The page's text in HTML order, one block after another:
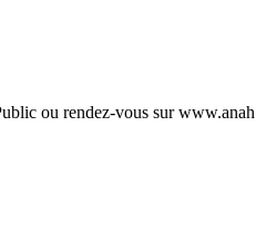
ou rendez-vous sur